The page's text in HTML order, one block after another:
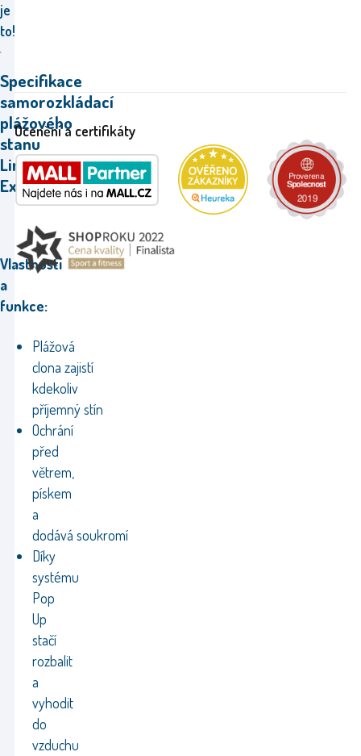
je
to!
Specifikace
samorozkládací
plážového
stanu
Linder
Exclusiv.
Vlastnosti
a
funkce:
Plážová
clona zajistí
kdekoliv
příjemný stín
Ochrání
před
větrem,
pískem
a
dodává soukromí
Díky
systému
Pop
Up
stačí
rozbalit
a
vyhodit
do
vzduchu
Ocenění a certifikáty